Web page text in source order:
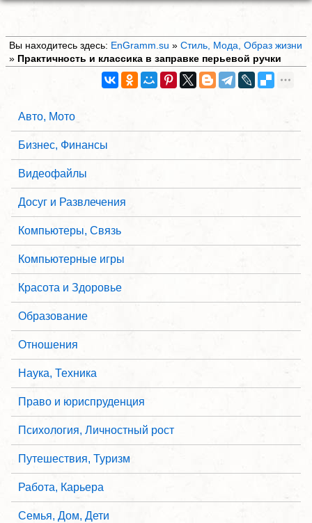
Вы находитесь здесь: EnGramm.su » Стиль, Мода, Образ жизни
» Практичность и классика в заправке перьевой ручки
Авто, Мото
Бизнес, Финансы
Видеофайлы
Досуг и Развлечения
Компьютеры, Связь
Компьютерные игры
Красота и Здоровье
Образование
Отношения
Наука, Техника
Право и юриспруденция
Психология, Личностный рост
Путешествия, Туризм
Работа, Карьера
Семья, Дом, Дети